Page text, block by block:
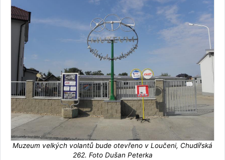
Muzeum velkých volantů bude otevřeno v Loučeni, Chudířská
262. Foto Dušan Peterka